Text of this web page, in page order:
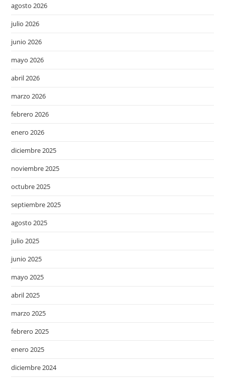
agosto 2026
julio 2026
junio 2026
mayo 2026
abril 2026
marzo 2026
febrero 2026
enero 2026
diciembre 2025
noviembre 2025
octubre 2025
septiembre 2025
agosto 2025
julio 2025
junio 2025
mayo 2025
abril 2025
marzo 2025
febrero 2025
enero 2025
diciembre 2024